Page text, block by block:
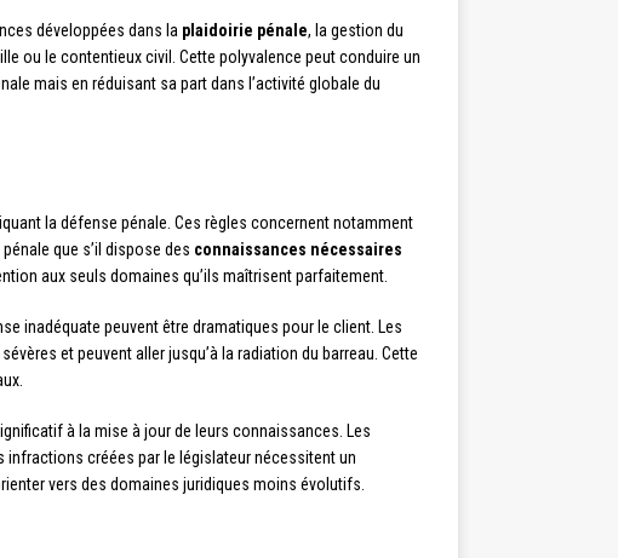
développées dans la plaidoirie pénale, la gestion du
ou le contentieux civil. Cette polyvalence peut conduire un
mais en réduisant sa part dans l’activité globale du
la défense pénale. Ces règles concernent notamment
que s’il dispose des connaissances nécessaires
aux seuls domaines qu’ils maîtrisent parfaitement.
inadéquate peuvent être dramatiques pour le client. Les
et peuvent aller jusqu’à la radiation du barreau. Cette
à la mise à jour de leurs connaissances. Les
créées par le législateur nécessitent un
vers des domaines juridiques moins évolutifs.